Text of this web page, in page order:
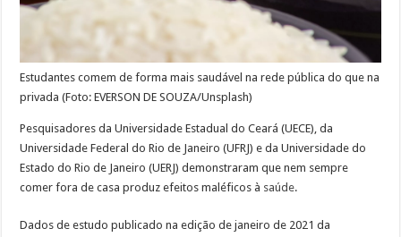
Estudantes comem de forma mais saudável na rede pública do que na
privada (Foto: EVERSON DE SOUZA/Unsplash)
Pesquisadores da Universidade Estadual do Ceará (UECE), da
Universidade Federal do Rio de Janeiro (UFRJ) e da Universidade do
Estado do Rio de Janeiro (UERJ) demonstraram que nem sempre
comer fora de casa produz efeitos maléficos à saúde.
Dados de estudo publicado na edição de janeiro de 2021 da